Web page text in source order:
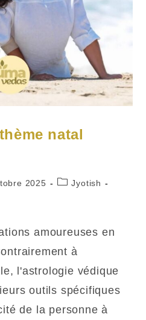
natal
2025
PostJyotish
amoureuses en
à
l'astrologie védique
outils spécifiques
de la personne à